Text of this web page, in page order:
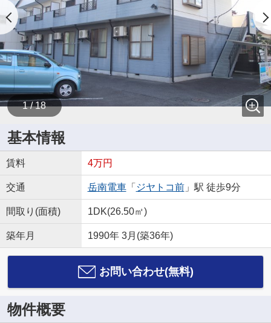
1 / 18
基本情報
賃料 4万円
交通 岳南電車「 ジヤトコ前」駅 徒歩9分
間取り(面積) 1DK(26.50㎡)
築年月 1990年 3月(築36年)
お問い合わせ(無料)
物件概要